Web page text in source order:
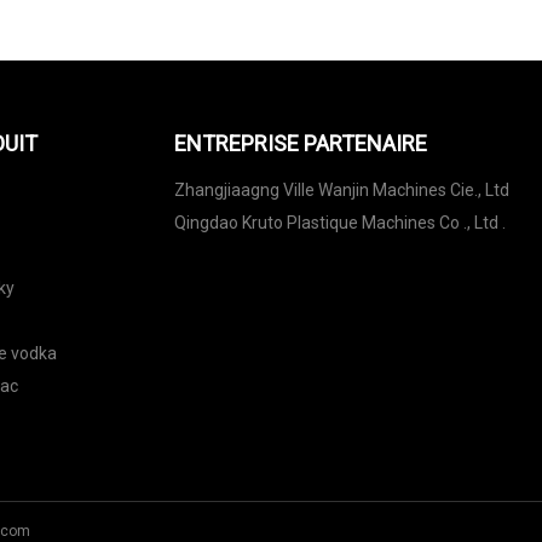
vodka
ENTREPRISE PARTENAIRE
Zhangjiaagng Ville Wanjin Machines Cie., Ltd
Qingdao Kruto Plastique Machines Co ., Ltd .